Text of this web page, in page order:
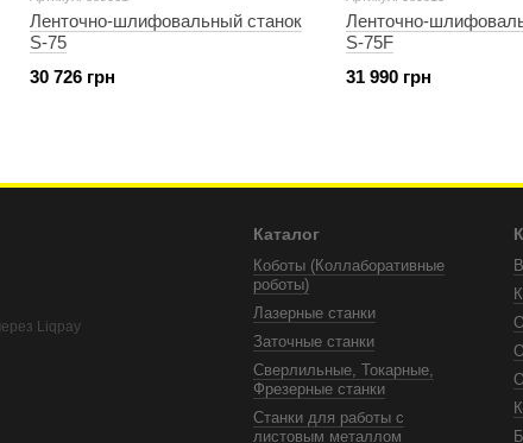
Ленточно-шлифовальный станок
S-75
30 726 грн
Ленточно-
S-75F
31 990 грн
Каталог
Коботы (Коллаборативные
роботы)
Лазерные станки
Заточные станки
Сверлильные, Токарные,
Фрезерные станки
Станки для работы с
листовым металлом